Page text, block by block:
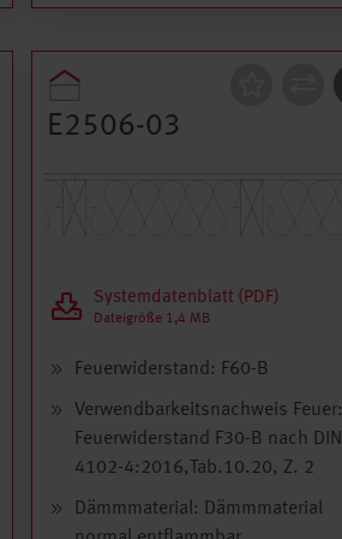
Konstruktion
E2506-03
Systemdatenblatt (PDF)
Dateigröße 1,4 MB
Feuerwiderstand: F60-B
Verwendbarkeitsnachweis Feuer:
Feuerwiderstand F30-B nach DIN
4102-4:2016,Tab.10.20, Z. 2
Dämmmaterial: Dämmmaterial